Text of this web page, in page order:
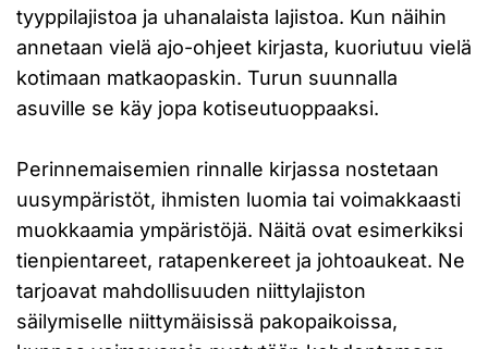
tyyppilajistoa ja uhanalaista lajistoa. Kun näihin
annetaan vielä ajo-ohjeet kirjasta, kuoriutuu vielä
kotimaan matkaopaskin. Turun suunnalla
asuville se käy jopa kotiseutuoppaaksi.
Perinnemaisemien rinnalle kirjassa nostetaan
uusympäristöt, ihmisten luomia tai voimakkaasti
muokkaamia ympäristöjä. Näitä ovat esimerkiksi
tienpientareet, ratapenkereet ja johtoaukeat. Ne
tarjoavat mahdollisuuden niittylajiston
säilymiselle niittymäisissä pakopaikoissa,